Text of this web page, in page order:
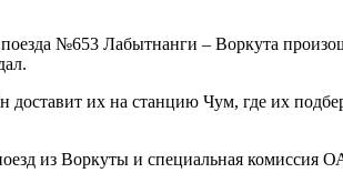
№653 Лабытнанги – Воркута
их на станцию Чум, где их
из Воркуты и специальная комиссия